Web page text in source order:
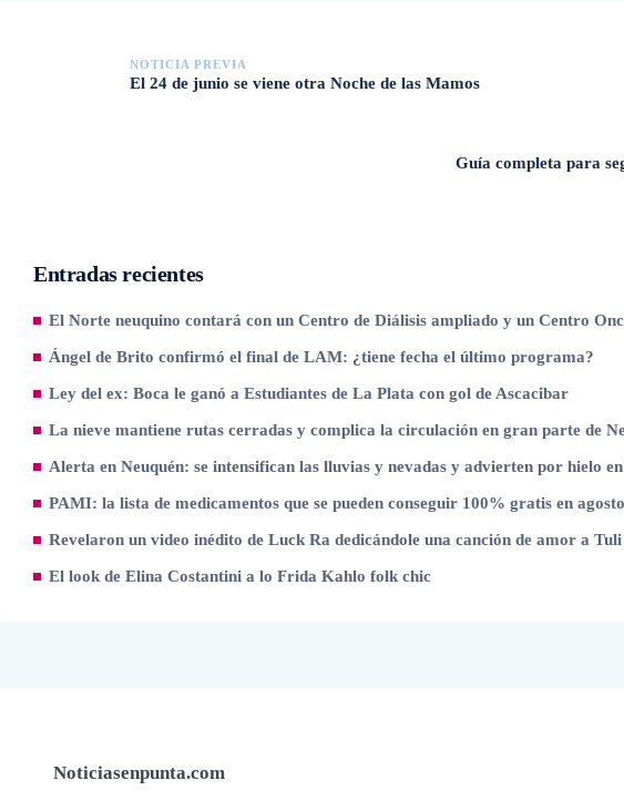
NOTICIA PREVIA
El 24 de junio se viene otra Noche de las Mamos
Guía completa para
Entradas recientes
El Norte neuquino contará con un Centro de Diálisis ampliado y un Centro
Ángel de Brito confirmó el final de LAM: ¿tiene fecha el último programa?
Ley del ex: Boca le ganó a Estudiantes de La Plata con gol de Ascacibar
La nieve mantiene rutas cerradas y complica la circulación en gran parte de
Alerta en Neuquén: se intensifican las lluvias y nevadas y advierten por hielo
PAMI: la lista de medicamentos que se pueden conseguir 100% gratis en
Revelaron un video inédito de Luck Ra dedicándole una canción de amor a Tuli
El look de Elina Costantini a lo Frida Kahlo folk chic
Noticiasenpunta.com